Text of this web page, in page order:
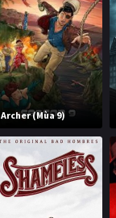
Archer (Mùa 9)